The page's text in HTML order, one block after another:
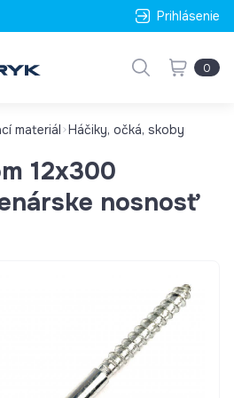
Prihlásenie
0
materiál Háčiky, očká, skoby
12x300
nosnosť